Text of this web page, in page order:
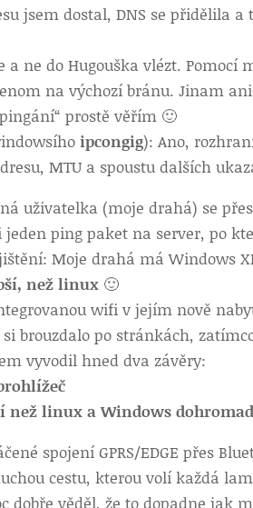
jsem dostal, DNS se přidělila
a ne do Hugouška vlézt.
na výchozí bránu. Jinam
prostě věřím 🙂
ipcongig): Ano,
MTU a spoustu dalších
uživatelka (moje drahá) se
ping paket na server, po
Moje drahá má Windows
než linux 🙂
wifi v jejím nově
brouzdalo po stránkách,
vyvodil hned dva závěry:
než linux a Windows
spojení GPRS/EDGE přes
cestu, kterou volí každá
dobře věděl, že to dopadne jak